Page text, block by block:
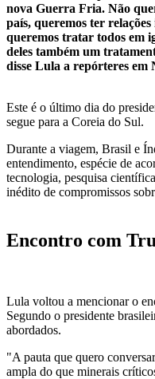
nova Guerra Fria. Não
país, queremos ter relações
queremos tratar todos em
deles também um
disse Lula a repórteres em
Este é o último dia do
segue para a Coreia do Sul.
Durante a viagem, Brasil e
entendimento, espécie de
tecnologia, pesquisa
inédito de compromissos
Encontro com
Lula voltou a mencionar o
Segundo o presidente
abordados.
"A pauta que quero
ampla do que minerais